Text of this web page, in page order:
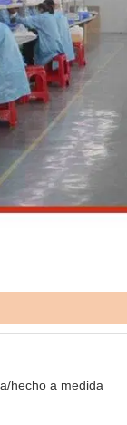
hecho a medida